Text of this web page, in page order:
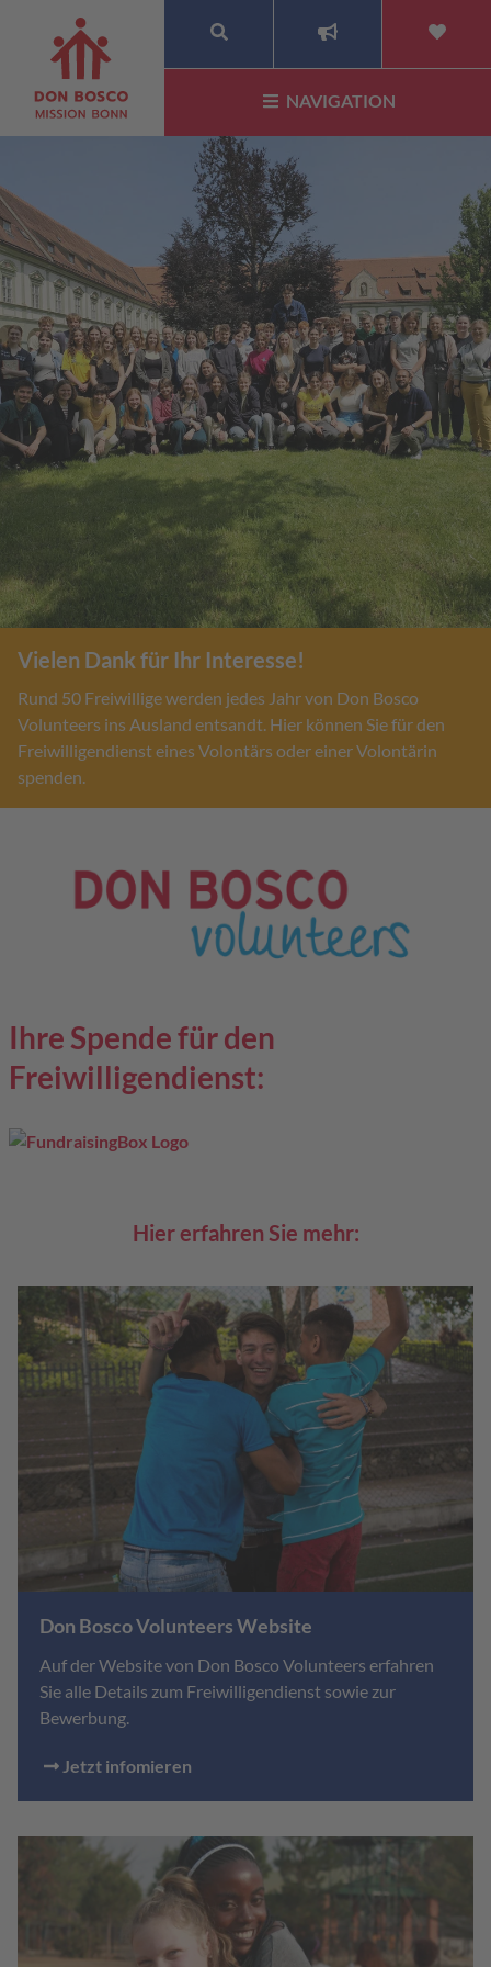
SUCHE
NAVIGATION
Vielen Dank für Ihr Interesse!
Rund 50 Freiwillige werden jedes Jahr von Don Bosco
Volunteers ins Ausland entsandt. Hier können Sie für den
Freiwilligendienst eines Volontärs oder einer Volontärin
spenden.
Ihre Spende für den
Freiwilligendienst:
Hier erfahren Sie mehr:
Don Bosco Volunteers Website
Auf der Website von Don Bosco Volunteers erfahren
Sie alle Details zum Freiwilligendienst sowie zur
Bewerbung.
Jetzt infomieren